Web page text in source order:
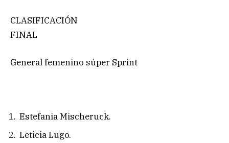
CLASIFICACIÓN
FINAL
General femenino súper Sprint
Estefania Mischeruck.
Leticia Lugo.